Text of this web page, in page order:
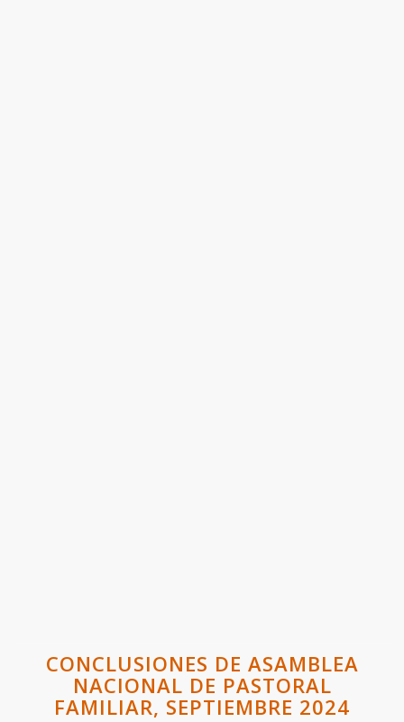
CONCLUSIONES DE ASAMBLEA
NACIONAL DE PASTORAL
FAMILIAR, SEPTIEMBRE 2024